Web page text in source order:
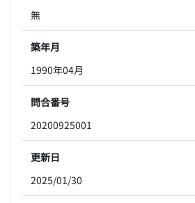
無
築年月
1990年04月
問合番号
20200925001
更新日
2025/01/30